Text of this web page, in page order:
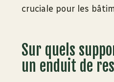
cruciale pour les
Sur quels
un enduit de